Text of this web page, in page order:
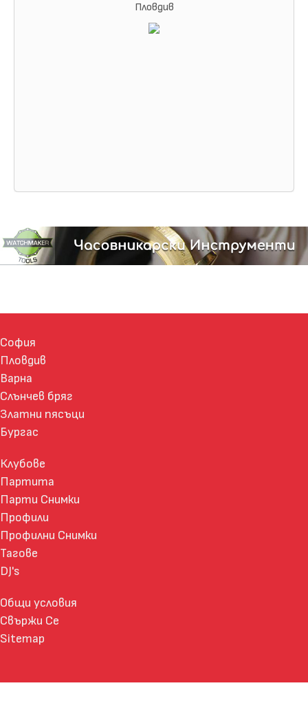
Пловдив
София
Пловдив
Варна
Слънчев бряг
Златни пясъци
Бургас
Клубове
Партита
Парти Снимки
Профили
Профилни Снимки
Тагове
DJ's
Общи условия
Свържи Се
Sitemap